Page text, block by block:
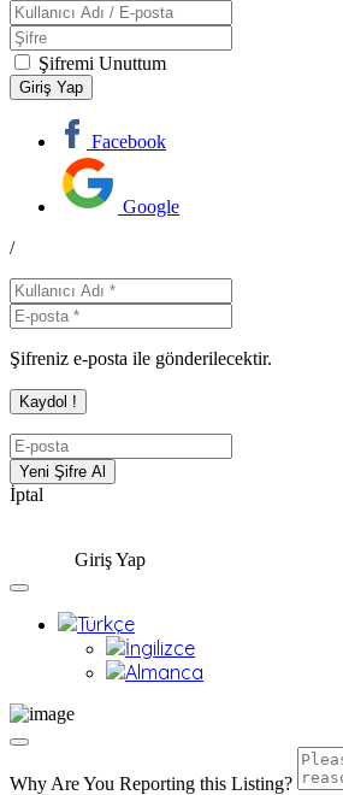
Şifremi Unuttum
Facebook
Google
/
Şifreniz e-posta ile gönderilecektir.
İptal
Giriş Yap
Why Are You Reporting this Listing?